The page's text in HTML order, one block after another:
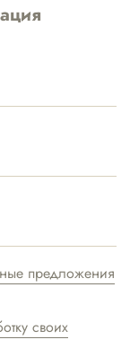
предложения
своих